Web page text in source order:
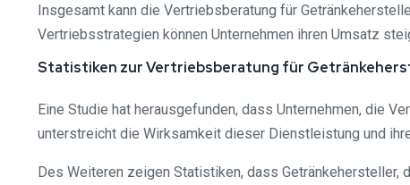
Insgesamt kann die Vertriebsberatung für
Vertriebsstrategien können Unternehmen ihren Umsatz
Statistiken zur Vertriebsberatung für
Eine Studie hat herausgefunden, dass Unternehmen, die
unterstreicht die Wirksamkeit dieser Dienstleistung und
Des Weiteren zeigen Statistiken, dass